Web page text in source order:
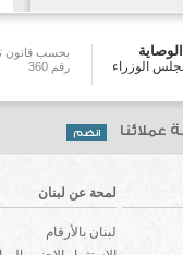
الوزراء
بحسب قانون
رقم 360
عملائنا
لمحة عن لبنان
لبنان بالأرقام